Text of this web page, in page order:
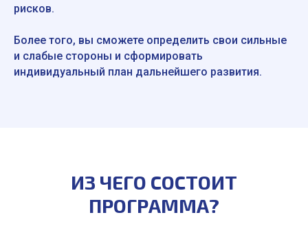
рисков.
Более того, вы сможете определить свои сильные
и слабые стороны и сформировать
индивидуальный план дальнейшего развития.
ИЗ ЧЕГО СОСТОИТ
ПРОГРАММА?